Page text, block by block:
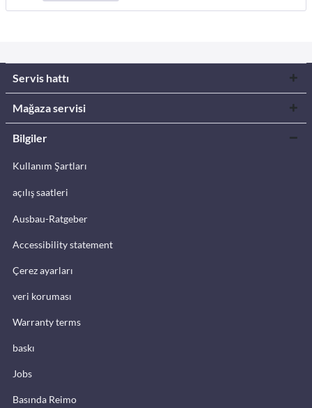
Servis hattı
Mağaza servisi
Bilgiler
Kullanım Şartları
açılış saatleri
Ausbau-Ratgeber
Accessibility statement
Çerez ayarları
veri koruması
Warranty terms
baskı
Jobs
Basında Reimo